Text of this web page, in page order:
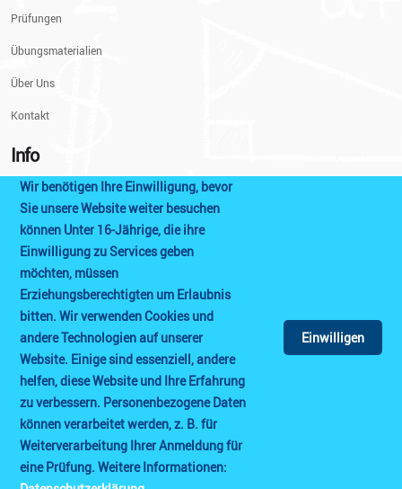
Wir benötigen Ihre Einwilligung, bevor
Sie unsere Website weiter besuchen
können Unter 16-Jährige, die ihre
Einwilligung zu Services geben
möchten, müssen
Erziehungsberechtigten um Erlaubnis
bitten. Wir verwenden Cookies und
andere Technologien auf unserer
Website. Einige sind essenziell, andere
helfen, diese Website und Ihre Erfahrung
zu verbessern. Personenbezogene Daten
können verarbeitet werden, z. B. für
Weiterverarbeitung Ihrer Anmeldung für
eine Prüfung. Weitere Informationen:
Einwilligen
Prüfungen
Übungsmaterialien
Über Uns
Kontakt
Info
Impressum
Datenschutzerklärung
Prüfungshinweise
AGB
Cookie Einstellungen
© Copyright 2021Sprach-testAll Rights Reserved.